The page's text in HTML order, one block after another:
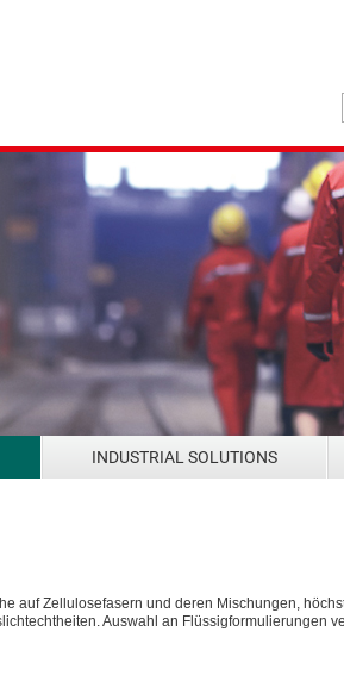
INDUSTRIAL SOLUTIONS
auf Zellulosefasern und deren Mischungen,
Auswahl an Flüssigformulierungen